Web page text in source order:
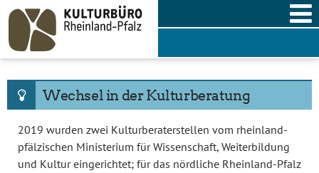
Skip
content
Wechsel in der Kulturberatung
2019 wurden zwei Kulturberaterstellen vom rheinland-
pfälzischen Ministerium für Wissenschaft, Weiterbildung
und Kultur eingerichtet; für das nördliche Rheinland-Pfalz